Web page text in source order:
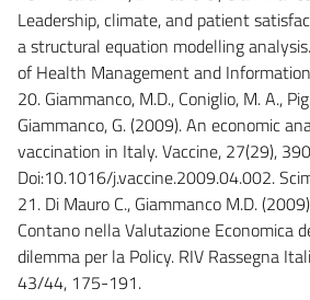
Leadership, climate, and patient
a structural equation modelling
of Health Management and
20. Giammanco, M.D., Coniglio, M. A.,
Giammanco, G. (2009). An economic
vaccination in Italy. Vaccine, 27(29),
Doi:10.1016/j.vaccine.2009.04.002.
21. Di Mauro C., Giammanco M.D.
Contano nella Valutazione Economica
dilemma per la Policy. RIV Rassegna
43/44, 175-191.